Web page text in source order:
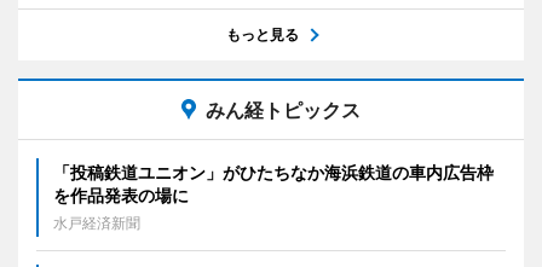
もっと見る
みん経トピックス
「投稿鉄道ユニオン」がひたちなか海浜鉄道の車内広告枠
を作品発表の場に
水戸経済新聞